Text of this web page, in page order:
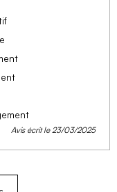
Avis écrit le 23/03/2025